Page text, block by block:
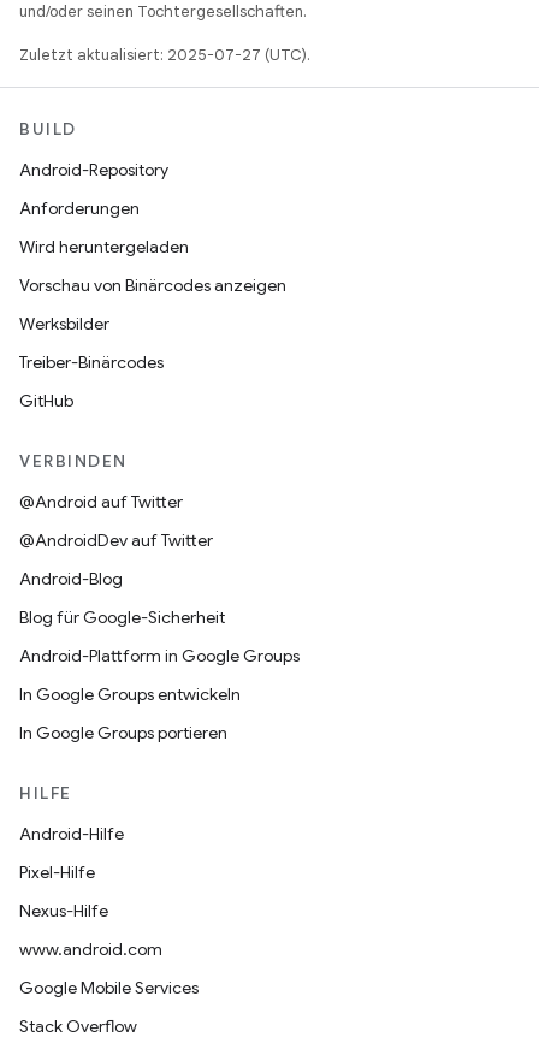
und/oder seinen Tochtergesellschaften.
Zuletzt aktualisiert: 2025-07-27 (UTC).
BUILD
Android-Repository
Anforderungen
Wird heruntergeladen
Vorschau von Binärcodes anzeigen
Werksbilder
Treiber-Binärcodes
GitHub
VERBINDEN
@Android auf Twitter
@AndroidDev auf Twitter
Android-Blog
Blog für Google-Sicherheit
Android-Plattform in Google Groups
In Google Groups entwickeln
In Google Groups portieren
HILFE
Android-Hilfe
Pixel-Hilfe
Nexus-Hilfe
www.android.com
Google Mobile Services
Stack Overflow